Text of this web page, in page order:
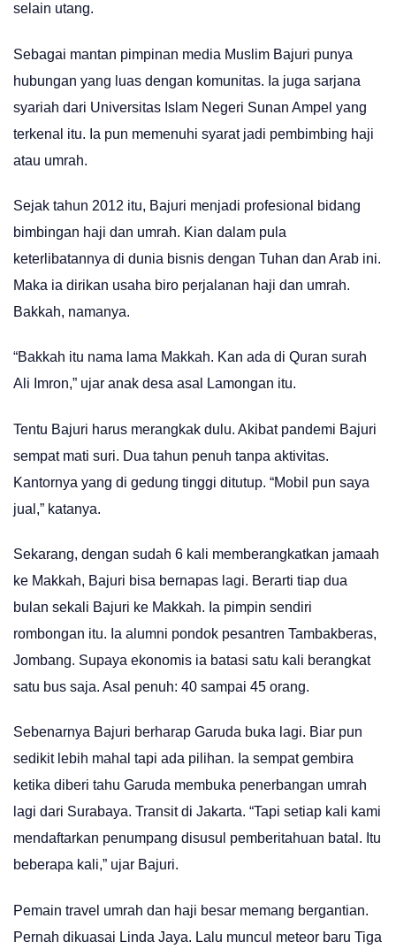
selain utang.
Sebagai mantan pimpinan media Muslim Bajuri punya
hubungan yang luas dengan komunitas. Ia juga sarjana
syariah dari Universitas Islam Negeri Sunan Ampel yang
terkenal itu. Ia pun memenuhi syarat jadi pembimbing haji
atau umrah.
Sejak tahun 2012 itu, Bajuri menjadi profesional bidang
bimbingan haji dan umrah. Kian dalam pula
keterlibatannya di dunia bisnis dengan Tuhan dan Arab ini.
Maka ia dirikan usaha biro perjalanan haji dan umrah.
Bakkah, namanya.
“Bakkah itu nama lama Makkah. Kan ada di Quran surah
Ali Imron,” ujar anak desa asal Lamongan itu.
Tentu Bajuri harus merangkak dulu. Akibat pandemi Bajuri
sempat mati suri. Dua tahun penuh tanpa aktivitas.
Kantornya yang di gedung tinggi ditutup. “Mobil pun saya
jual,” katanya.
Sekarang, dengan sudah 6 kali memberangkatkan jamaah
ke Makkah, Bajuri bisa bernapas lagi. Berarti tiap dua
bulan sekali Bajuri ke Makkah. Ia pimpin sendiri
rombongan itu. Ia alumni pondok pesantren Tambakberas,
Jombang. Supaya ekonomis ia batasi satu kali berangkat
satu bus saja. Asal penuh: 40 sampai 45 orang.
Sebenarnya Bajuri berharap Garuda buka lagi. Biar pun
sedikit lebih mahal tapi ada pilihan. Ia sempat gembira
ketika diberi tahu Garuda membuka penerbangan umrah
lagi dari Surabaya. Transit di Jakarta. “Tapi setiap kali kami
mendaftarkan penumpang disusul pemberitahuan batal. Itu
beberapa kali,” ujar Bajuri.
Pemain travel umrah dan haji besar memang bergantian.
Pernah dikuasai Linda Jaya. Lalu muncul meteor baru Tiga